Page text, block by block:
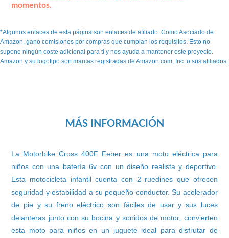
momentos.
*Algunos enlaces de esta página son enlaces de afiliado. Como Asociado de
Amazon, gano comisiones por compras que cumplan los requisitos. Esto no
supone ningún coste adicional para ti y nos ayuda a mantener este proyecto.
Amazon y su logotipo son marcas registradas de Amazon.com, Inc. o sus afiliados.
MÁS INFORMACIÓN
La Motorbike Cross 400F Feber es una moto eléctrica para
niños con una batería 6v con un diseño realista y deportivo.
Esta motocicleta infantil cuenta con 2 ruedines que ofrecen
seguridad y estabilidad a su pequeño conductor. Su acelerador
de pie y su freno eléctrico son fáciles de usar y sus luces
delanteras junto con su bocina y sonidos de motor, convierten
esta moto para niños en un juguete ideal para disfrutar de